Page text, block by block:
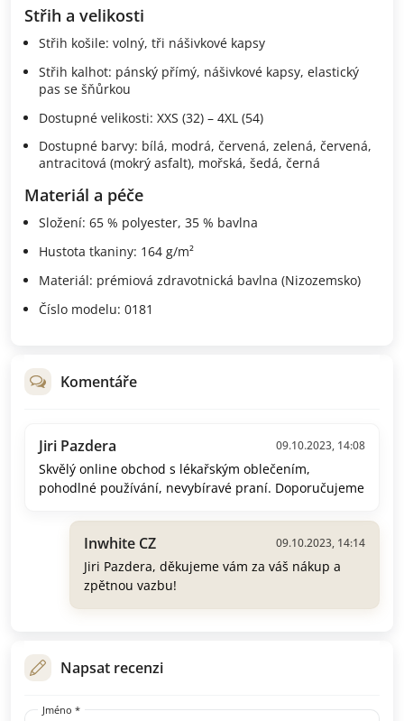
Střih a velikosti
Střih košile: volný, tři nášivkové kapsy
Střih kalhot: pánský přímý, nášivkové kapsy, elastický
pas se šňůrkou
Dostupné velikosti: XXS (32) – 4XL (54)
Dostupné barvy: bílá, modrá, červená, zelená, červená,
antracitová (mokrý asfalt), mořská, šedá, černá
Materiál a péče
Složení: 65 % polyester, 35 % bavlna
Hustota tkaniny: 164 g/m²
Materiál: prémiová zdravotnická bavlna (Nizozemsko)
Číslo modelu: 0181
Komentáře
Jiri Pazdera 09.10.2023, 14:08
Skvělý online obchod s lékařským oblečením,
pohodlné používání, nevybíravé praní. Doporučujeme
Inwhite CZ 09.10.2023, 14:14
Jiri Pazdera, děkujeme vám za váš nákup a
zpětnou vazbu!
Napsat recenzi
Jméno *